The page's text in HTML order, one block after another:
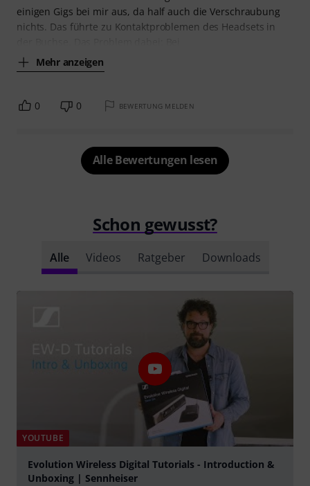
einigen Gigs bei mir aus, da half auch die Verschraubung
nichts. Das führte zu Kontaktproblemen des Headsets in
Mehr anzeigen
0 0 BEWERTUNG MELDEN
Alle Bewertungen lesen
Schon gewusst?
Alle Videos Ratgeber Downloads
YOUTUBE
Evolution Wireless Digital Tutorials - Introduction &
Unboxing | Sennheiser